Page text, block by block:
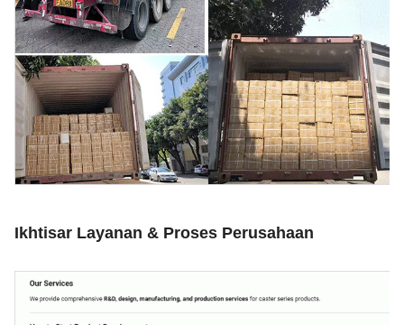
Ikhtisar Layanan & Proses Perusahaan